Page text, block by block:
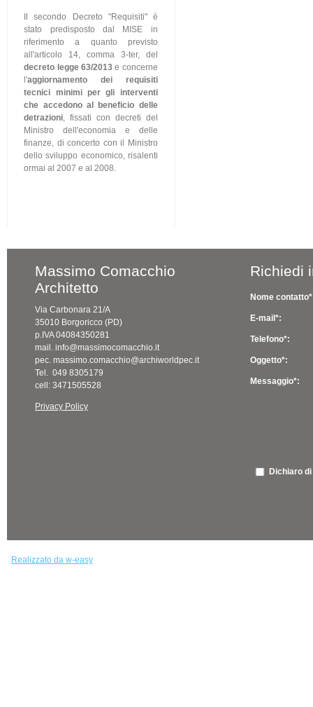
Il secondo Decreto "Requisiti" è
stato predisposto dal MISE in
riferimento a quanto previsto
all'articolo 14, comma 3-ter, del
decreto legge 63/2013 e concerne
l'aggiornamento dei requisiti
tecnici minimi per gli interventi
che accedono al beneficio delle
detrazioni, fissati con decreti del
Ministro dell'economia e delle
finanze, di concerto con il Ministro
dello sviluppo economico, risalenti
ormai al 2007 e al 2008.
Massimo Comacchio
Architetto
Via Carbonara 21/A
35010 Borgoricco (PD)
p.IVA 04084350281
mail. info@massimocomacchio.it
pec. massimo.comacchio@archiworldpec.it
Tel. 049 8305179
cell: 3471505528
Privacy Policy
Richiedi
Nome
E-mail*:
Telefono*:
Oggetto*:
Messaggio*:
Dichiaro
Realizzato da w-easy